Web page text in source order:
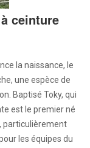
ceinture
la naissance, le
une espèce de
Baptisé Toky, qui
est le premier né
particulièrement
les équipes du